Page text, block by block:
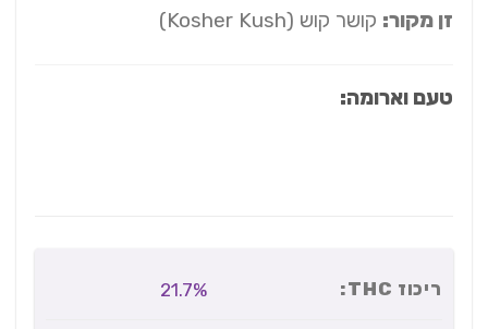
זן מקור:קושר קוש (Kosher Kush)
טעם וארומה:
ריכוז THC: 21.7%